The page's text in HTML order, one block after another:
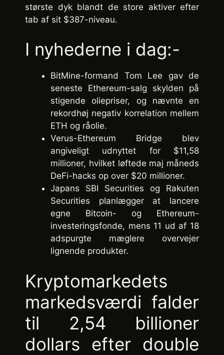
største dyk blandt de store aktiver efter
tab af sit $387-niveau.
I nyhederne i dag:-
BitMine-formand Tom Lee gav de
seneste Ethereum-salg skylden på
stigende oliepriser, og nævnte en
rekordhøj negativ korrelation mellem
ETH og råolie.
Verus-Ethereum Bridge blev
angiveligt udnyttet for $11,58
millioner, hvilket løftede maj måneds
DeFi-hacks op over $20 millioner.
Japans SBI Securities og Rakuten
Securities planlægger at lancere
egne Bitcoin- og Ethereum-
investeringsfonde, mens 11 ud af 18
adspurgte mæglere overvejer
lignende produkter.
Kryptomarkedets
markedsværdi falder
til 2,54 billioner
dollars efter double